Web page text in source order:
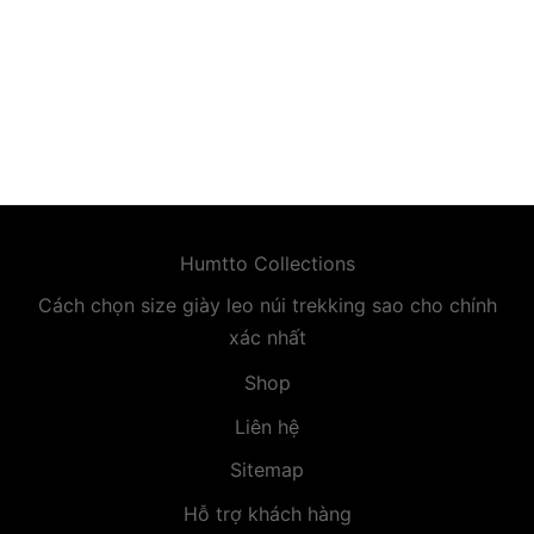
Humtto Collections
Cách chọn size giày leo núi trekking sao cho chính
xác nhất
Shop
Liên hệ
Sitemap
Hỗ trợ khách hàng